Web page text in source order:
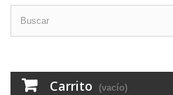
Carrito (vacío)